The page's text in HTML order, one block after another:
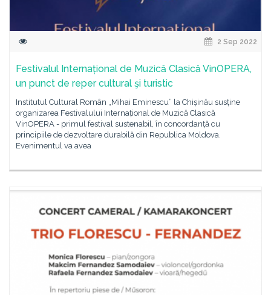
2 Sep 2022
Festivalul Internațional de Muzică Clasică VinOPERA,
un punct de reper cultural şi turistic
Institutul Cultural Român „Mihai Eminescu” la Chișinău susține
organizarea Festivalului Internațional de Muzică Clasică
VinOPERA - primul festival sustenabil, în concordanță cu
principiile de dezvoltare durabilă din Republica Moldova.
Evenimentul va avea